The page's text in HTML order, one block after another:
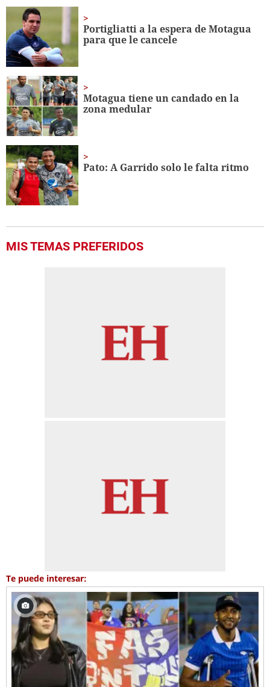
minute,
41
seconds
Portigliatti a la espera de Motagua
para que le cancele
Motagua tiene un candado en la
zona medular
Pato: A Garrido solo le falta ritmo
MIS TEMAS PREFERIDOS
Te puede interesar: